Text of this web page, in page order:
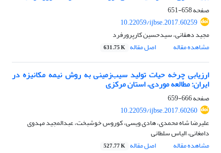
صفحه658-651
10.22059/ijbse.2017.60259
مجید دهقانی، سیدحسین کارپرورفرد
مشاهده مقاله
اصل مقاله 631.75 K
ارزیابی چرخه حیات تولید سیب‌زمینی ‌به روش نیمه مکانیزه در
ایران: مطالعه موردی، استان مرکزی
صفحه666-659
10.22059/ijbse.2017.60260
علیرضا شاه محمدی، هادی ویسی، کوروس خوشبخت، عبدالمجید مهدوی
دامغانی، الیاس سلطانی
مشاهده مقاله
اصل مقاله 527.77 K